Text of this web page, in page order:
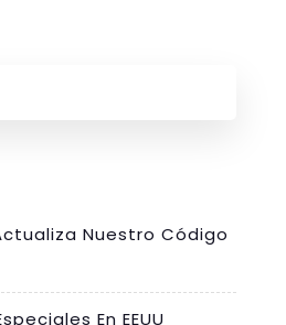
Nuestro Código
En EEUU